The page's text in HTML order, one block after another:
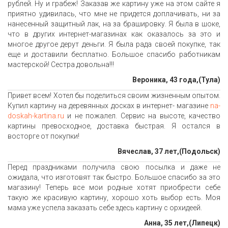
рублей. Ну и грабеж! Заказав же картину уже на этом сайте я
приятно удивилась, что мне не придется доплачивать, ни за
нанесенный защитный лак, на за брашировку. Я была в шоке,
что в других интернет-магазинах как оказалось за это и
многое другое дерут деньги. Я была рада своей покупке, так
еще и доставили бесплатно. Большое спасибо работникам
мастерской! Сестра довольна!!!
Вероника, 43 года,(Тула)
Привет всем! Хотел бы поделиться своим жизненным опытом.
Купил картину на деревянных досках в интернет- магазине na-
doskah-kartina.ru и не пожалел. Сервис на высоте, качество
картины превосходное, доставка быстрая. Я остался в
восторге от покупки!
Вячеслав, 37 лет,(Подольск)
Перед праздниками получила свою посылка и даже не
ожидала, что изготовят так быстро. Большое спасибо за это
магазину! Теперь все мои родные хотят приобрести себе
такую же красивую картину, хорошо хоть выбор есть. Моя
мама уже успела заказать себе здесь картину с орхидеей.
Анна, 35 лет,(Липецк)